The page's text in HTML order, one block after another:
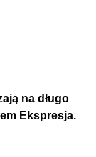
na długo
Ekspresja.